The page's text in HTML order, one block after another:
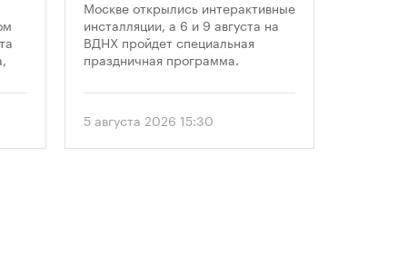
С
профессионального
праздника
Москве открылись интерактивные
инсталляции, а 6 и 9 августа на
ВДНХ пройдет специальная
праздничная программа.
5 августа 2026 15:30